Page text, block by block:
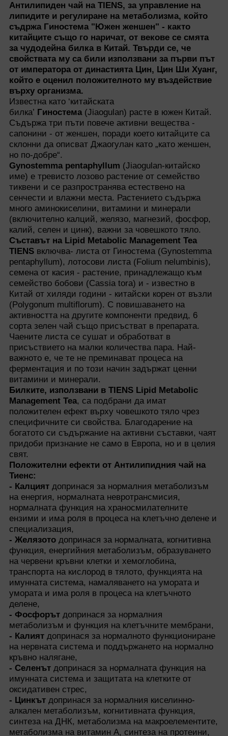
Антилипиден чай на TIENS, за управление на
липидите и регулиране на метаболизма, който
съдржа Гиностема "Южен женшен" - както
китайците също го наричат, от векове се смята
за чудодейна билка в Китай. Твърди се, че
свойствата му са били използвани за първи път
от императора от династията Цин, Цин Ши Хуанг,
който е оценил положителното му въздействие
върху организма.
Известна като ‘китайската
билка’ Гиностема (Jiaogulan) расте в южен Китай.
Съдържа три пъти повече активни вещества -
сапонини - от женшен, поради което китайците са
склонни да описват Джаогулан като „като женшен,
но по-добре“.
Gynostemma pentaphyllum (Jiaogulan-китайско
име) е тревисто лозово растение от семейство
тиквени и се разпространява естествено на
сенчести и влажни места. Растението съдържа
много аминокиселини, витамини и минерали
(включително калций, желязо, магнезий, фосфор,
калий, селен и цинк), важни за човешкото тяло.
Съставът на Lipid Metabolic Management Tea
TIENSвключва- листа от Гиностема (Gynostemma
pentaphyllum), лотосови листа (Folium nelumbinis),
семена от касия - растение, принадлежащо към
семейство бобови (Cassia tora) и - известно в
Китай от хиляди години - китайски корен от възли
(Polygonum multiflorum). С повишаването на
активността на другите компоненти предвид, 6
сорта зелен чай също присъстват в препарата.
Чаените листа се сушат и обработват в
присъствието на малки количества пара. Най-
важното е, че те не преминават процеса на
ферментация и по този начин задържат ценни
витамини и минерали.
Билките, използвани в TIENS Lipid Metabolic
Management Tea, са подбрани да имат
положителен ефект върху човешкото тяло чрез
специфичните си свойства. Благодарение на
богатото си съдържание на активни съставки, чаят
придоби признание не само в Европа, но и в целия
свят.
Положителни ефекти от Антилипидния чай на
Тиенс:
- Калциятдопринася за нормалния метаболизъм
на енергия, нормалната невротрансмисия,
нормалната функция на храносмилателните
ензими и има роля в процеса на клетъчно делене и
специализация,
- Желязотодопринася за нормалната, когнитивна
функция, енергийния метаболизъм, образуването
на червени кръвни клетки и хемоглобина,
транспорта на кислород в тялото, функцията на
имунната система, намаляването на умората и
умората и има роля в процеса на клетъчното
делене,
- Фосфорътдопринася за нормалния
метаболизъм и функция на клетъчните мембрани,
- Калиятдопринася за нормалното функциониране
на нервната система и поддържането на нормално
кръвно налягане,
- Селенътдопринася за нормалната функция на
имунната система и защитата на клетките от
оксидативен стрес,
- Цинкът допринася за нормалния киселинно-
алкален метаболизъм, когнитивната функция,
синтеза на ДНК, метаболизма на макроелементите,
метаболизма на витамин А, синтеза на протеини,